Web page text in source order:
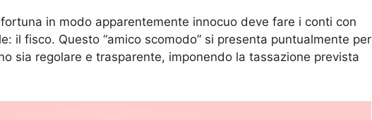
in modo apparentemente innocuo deve fare i conti con
il fisco. Questo “amico scomodo” si presenta puntualmente per
sia regolare e trasparente, imponendo la tassazione prevista